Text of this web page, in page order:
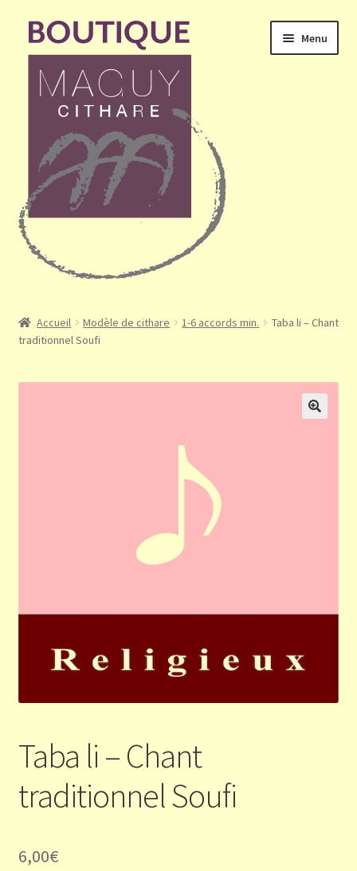
Aller
navigation
Aller
contenu
Menu
le
Mon compte
Validation de la commande
Accueil Modèle de cithare 1-6 accords min.
Taba li – Chant
traditionnel Soufi
Taba li – Chant
traditionnel Soufi
6,00€